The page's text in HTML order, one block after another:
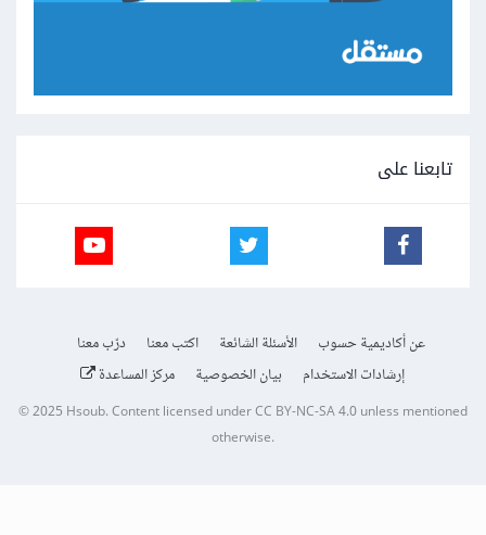
تابعنا على
عن أكاديمية حسوب الأسئلة الشائعة اكتب معنا
درّب معنا
إرشادات الاستخدام
بيان الخصوصية مركز المساعدة
© 2025 Hsoub.Content licensed underCC BY-NC-SA 4.0unless mentioned
otherwise.